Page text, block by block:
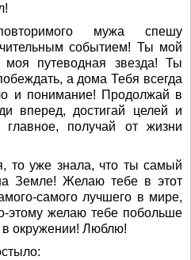
мужа спешу
событием! Ты мой
моя путеводная звезда! Ты
а дома Тебя всегда
и понимание! Продолжай в
вперед, достигай целей и
получай от жизни
то уже знала, что ты самый
Земле! Желаю тебе в этот
самого лучшего в мире,
этому желаю тебе побольше
окружении! Люблю!